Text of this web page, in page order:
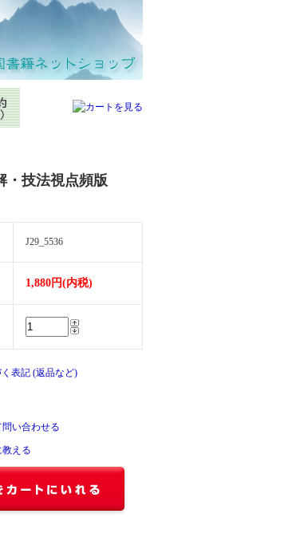
・技法視点頻版
J29_5536
1,880円(内税)
表記 (返品など)
い合わせる
える